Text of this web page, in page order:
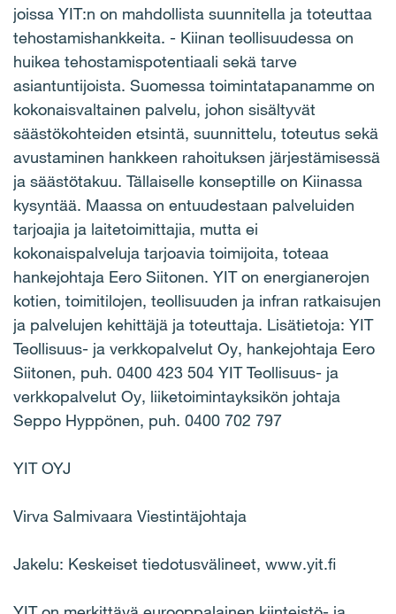
joissa YIT:n on mahdollista suunnitella ja toteuttaa
tehostamishankkeita. - Kiinan teollisuudessa on
huikea tehostamispotentiaali sekä tarve
asiantuntijoista. Suomessa toimintatapanamme on
kokonaisvaltainen palvelu, johon sisältyvät
säästökohteiden etsintä, suunnittelu, toteutus sekä
avustaminen hankkeen rahoituksen järjestämisessä
ja säästötakuu. Tällaiselle konseptille on Kiinassa
kysyntää. Maassa on entuudestaan palveluiden
tarjoajia ja laitetoimittajia, mutta ei
kokonaispalveluja tarjoavia toimijoita, toteaa
hankejohtaja Eero Siitonen. YIT on energianerojen
kotien, toimitilojen, teollisuuden ja infran ratkaisujen
ja palvelujen kehittäjä ja toteuttaja. Lisätietoja: YIT
Teollisuus- ja verkkopalvelut Oy, hankejohtaja Eero
Siitonen, puh. 0400 423 504 YIT Teollisuus- ja
verkkopalvelut Oy, liiketoimintayksikön johtaja
Seppo Hyppönen, puh. 0400 702 797
YIT OYJ
Virva Salmivaara Viestintäjohtaja
Jakelu: Keskeiset tiedotusvälineet, www.yit.fi